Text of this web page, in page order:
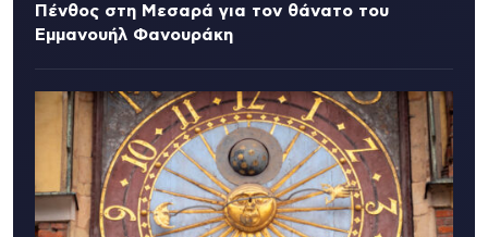
Πένθος στη Μεσαρά για τον θάνατο του
Εμμανουήλ Φανουράκη